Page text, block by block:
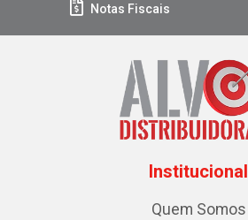
Notas Fiscais
Institucional
Quem Somos